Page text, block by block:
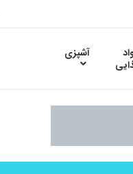
آشپزی